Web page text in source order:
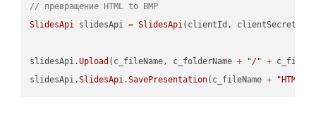
// превращение HTML to BMP
SlidesApi slidesApi = SlidesApi(clientId, clientSecret);
slidesApi.Upload (c_fileName, c_folderName + "/" +
slidesApi.SlidesApi.SavePresentation(c_fileName + "HTML"